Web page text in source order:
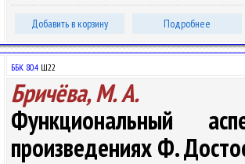
Добавить в корзину Подробнее
ББК 80.4 Ш22
Бричёва, М. А.
Функциональный
произведениях Ф.